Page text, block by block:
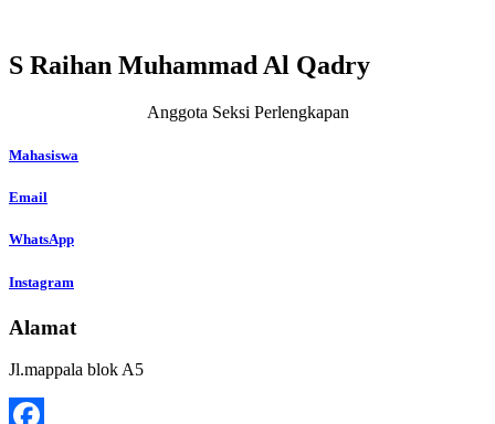
S Raihan Muhammad Al Qadry
Anggota Seksi Perlengkapan
Mahasiswa
Email
WhatsApp
Instagram
Alamat
Jl.mappala blok A5